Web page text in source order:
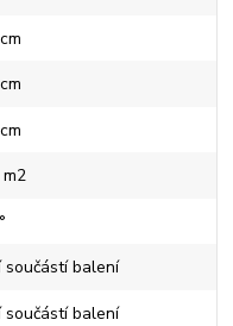
součástí balení
součástí balení